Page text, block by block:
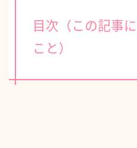
目次（この記事
こと）